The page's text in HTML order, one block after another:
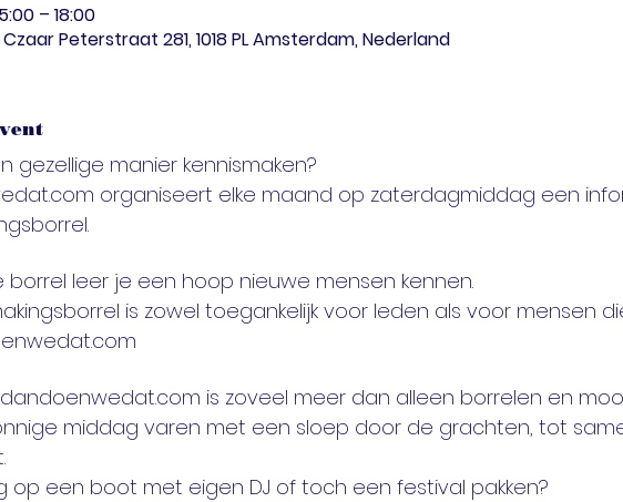
– 18:00
Peterstraat 281, 1018 PL Amsterdam, Nederland
gezellige manier kennismaken?
organiseert elke maand op zaterdagmiddag een
borrel leer je een hoop nieuwe mensen kennen.
is zowel toegankelijk voor leden als voor mensen
dandoenwedat.com is zoveel meer dan alleen borrelen en
middag varen met een sloep door de grachten, tot
op een boot met eigen DJ of toch een festival pakken?